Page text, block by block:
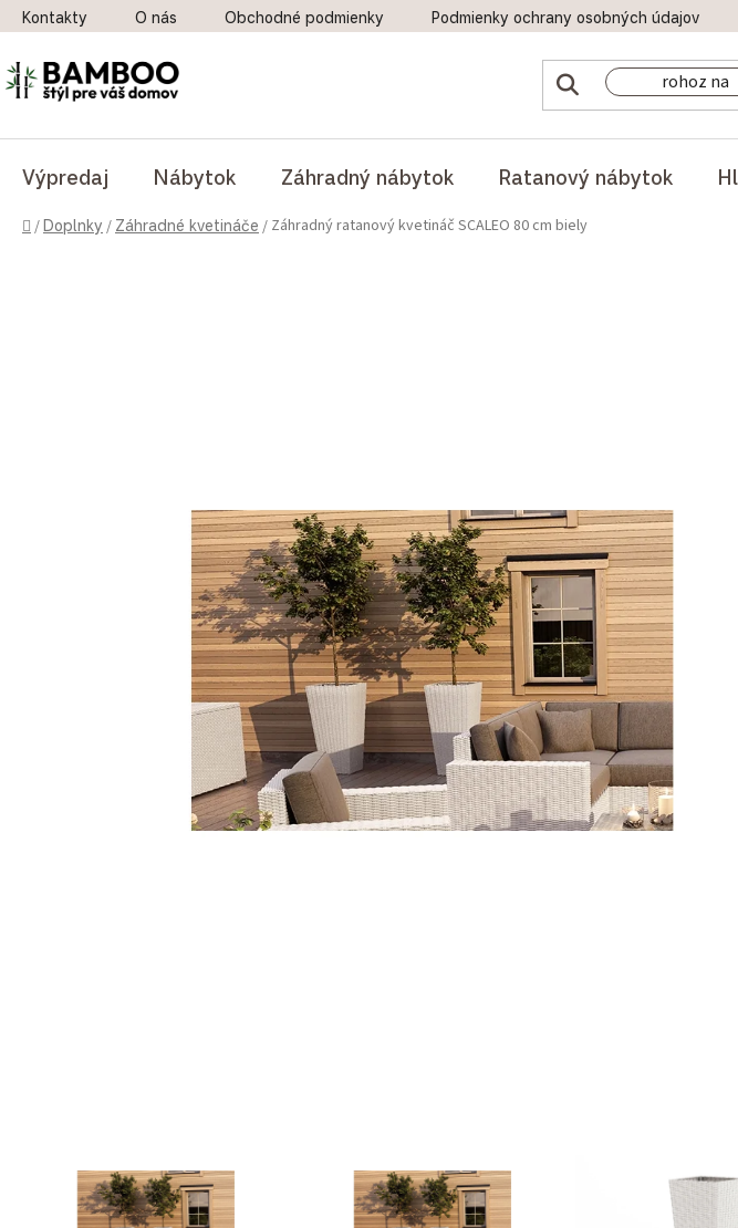
Prejsť na obsah
Kontakty O nás Obchodné podmienky Podmienky ochrany osobných údajov
Výpredaj Nábytok Záhradný nábytok Ratanový nábytok
Domov
/Doplnky / Záhradné kvetináče / Záhradný ratanový kvetináč SCALEO 80 cm biely